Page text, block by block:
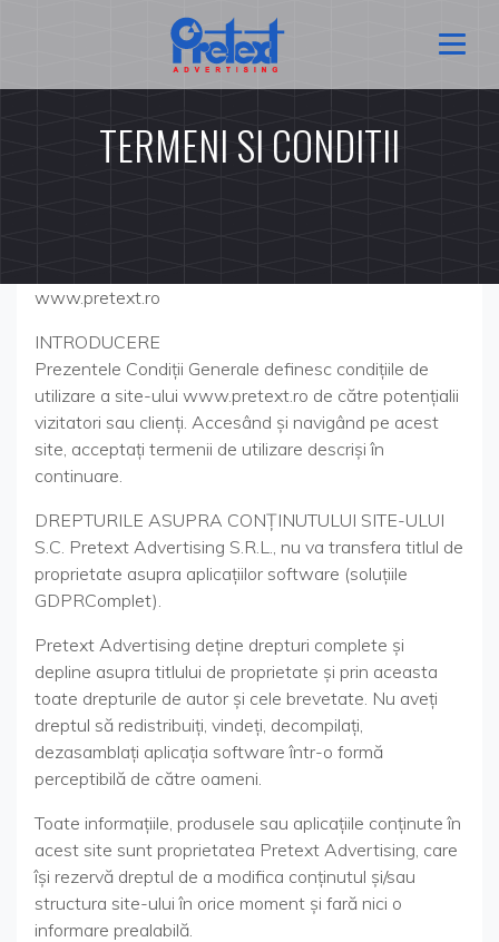
TERMENI SI CONDITII
www.pretext.ro
INTRODUCERE
Prezentele Condiţii Generale definesc condiţiile de
utilizare a site-ului www.pretext.ro de către potenţialii
vizitatori sau clienţi. Accesând şi navigând pe acest
site, acceptaţi termenii de utilizare descrişi în
continuare.
DREPTURILE ASUPRA CONŢINUTULUI SITE-ULUI
S.C. Pretext Advertising S.R.L., nu va transfera titlul de
proprietate asupra aplicaţiilor software (soluţiile
GDPRComplet).
Pretext Advertising deţine drepturi complete şi
depline asupra titlului de proprietate şi prin aceasta
toate drepturile de autor şi cele brevetate. Nu aveţi
dreptul să redistribuiţi, vindeţi, decompilaţi,
dezasamblaţi aplicaţia software într-o formă
perceptibilă de către oameni.
Toate informaţiile, produsele sau aplicaţiile conţinute în
acest site sunt proprietatea Pretext Advertising, care
îşi rezervă dreptul de a modifica conţinutul şi/sau
structura site-ului în orice moment şi fară nici o
informare prealabilă.